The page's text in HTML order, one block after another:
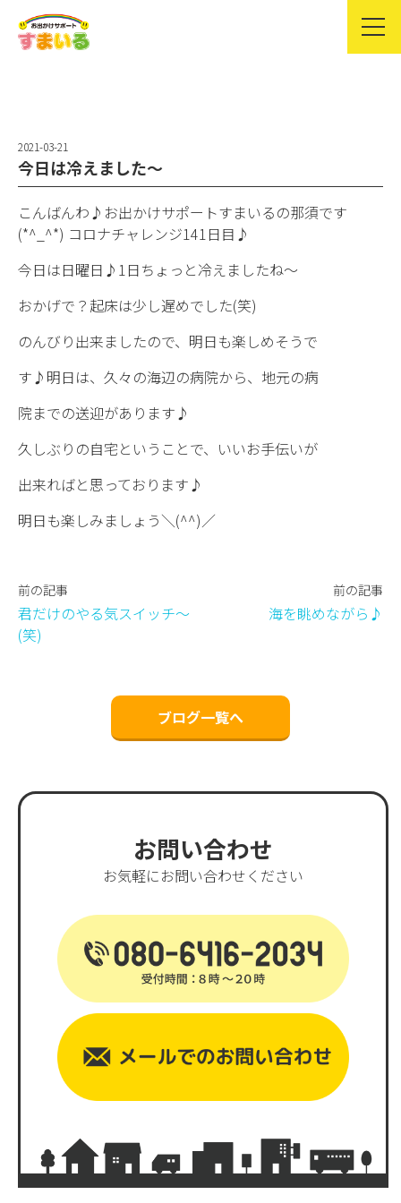
2021-03-21
今日は冷えました〜
こんばんわ♪お出かけサポートすまいるの那須です
(*^_^*) コロナチャレンジ141日目♪
今日は日曜日♪1日ちょっと冷えましたね〜
おかげで？起床は少し遅めでした(笑)
のんびり出来ましたので、明日も楽しめそうで
す♪明日は、久々の海辺の病院から、地元の病
院までの送迎があります♪
久しぶりの自宅ということで、いいお手伝いが
出来ればと思っております♪
明日も楽しみましょう＼(^^)／
前の記事
君だけのやる気スイッチ〜
(笑)
前の記事
海を眺めながら♪
ブログ一覧へ
お問い合わせ
お気軽にお問い合わせください